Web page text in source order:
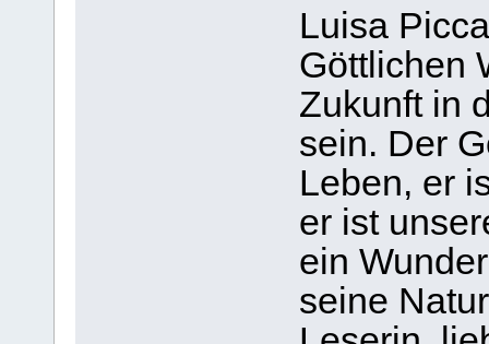
Luisa
Göttlichen
Zukunft in
sein. Der
Leben, er
er ist
ein
seine